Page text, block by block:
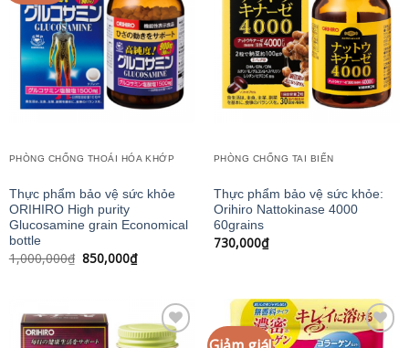
Add to
wishlist
PHÒNG CHỐNG THOÁI HÓA KHỚP
Thực phẩm bảo vệ sức khỏe
ORIHIRO High purity
Glucosamine grain Economical
bottle
1,000,000₫ Giá
gốc
850,000₫Giá
hiện
850,000₫.
Add to
wishlist
PHÒNG CHỐNG TAI BIẾN
Thực phẩm bảo vệ sức khỏe:
Orihiro Nattokinase 4000
60grains
730,000₫